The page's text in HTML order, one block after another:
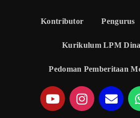
Kontributor Pengurus
Kurikulum LPM
Pedoman Pemberitaan